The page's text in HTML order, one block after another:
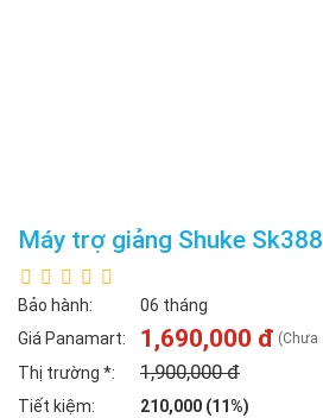
Máy trợ giảng Shuke Sk388
Bảo hành:
06 tháng
Giá Panamart:
1,690,000 đ (Chưa
Thị trường *: 1,900,000 đ
Tiết kiệm:
210,000 (11%)